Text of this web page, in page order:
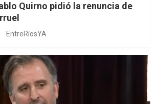
Quirno pidió la renuncia de
EntreRíosYA